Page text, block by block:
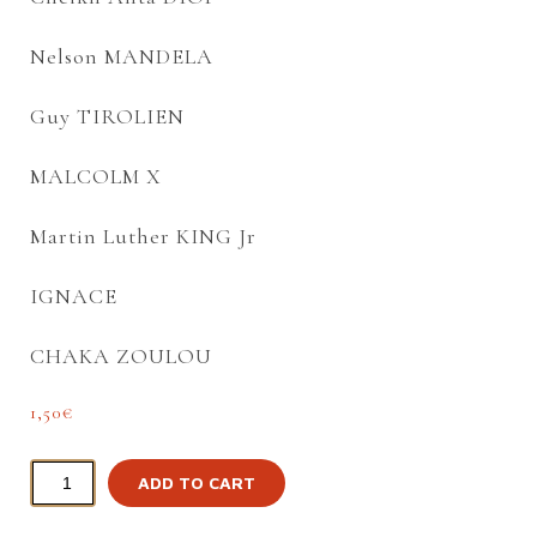
Nelson MANDELA
Guy TIROLIEN
MALCOLM X
Martin Luther KING Jr
IGNACE
CHAKA ZOULOU
1,50€
ADD TO CART